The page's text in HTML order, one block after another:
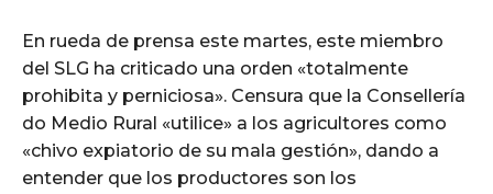
En rueda de prensa este martes, este miembro
del SLG ha criticado una orden «totalmente
prohibita y perniciosa». Censura que la Consellería
do Medio Rural «utilice» a los agricultores como
«chivo expiatorio de su mala gestión», dando a
entender que los productores son los